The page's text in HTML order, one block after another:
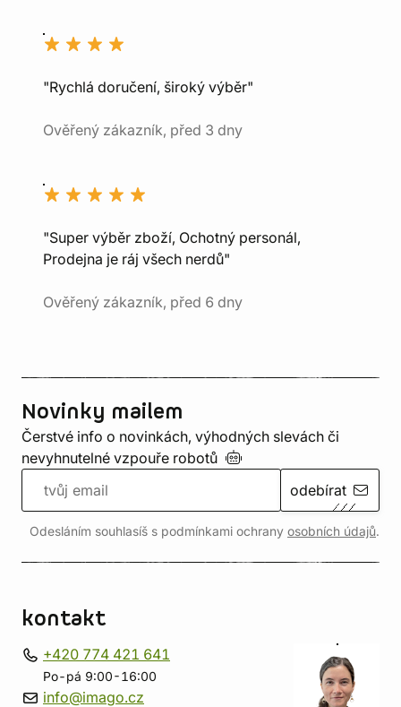
"Rychlá doručení, široký výběr"
Ověřený zákazník, před 3 dny
"Super výběr zboží, Ochotný personál,
Prodejna je ráj všech nerdů"
Ověřený zákazník, před 6 dny
Novinky mailem
Čerstvé info o novinkách, výhodných slevách či
nevyhnutelné vzpouře robotů
odebírat
Odesláním souhlasíš s podmínkami ochrany osobních údajů.
kontakt
+420 774 421 641
Po-pá 9:00-16:00
info@imago.cz